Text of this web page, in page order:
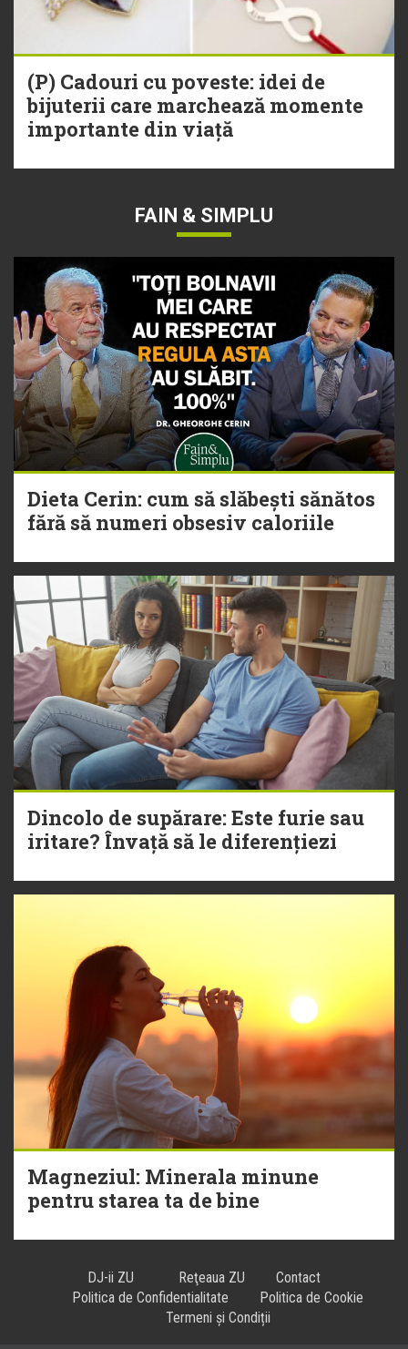
(P) Cadouri cu poveste: idei de
bijuterii care marchează momente
importante din viață
FAIN & SIMPLU
Dieta Cerin: cum să slăbești sănătos
fără să numeri obsesiv caloriile
Dincolo de supărare: Este furie sau
iritare? Învață să le diferențiezi
Magneziul: Minerala minune
pentru starea ta de bine
DJ-ii ZU Reţeaua ZU
Contact
Politica de Confidentialitate
Politica de Cookie
Termeni și Condiții